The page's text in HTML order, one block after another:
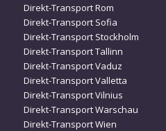
Direkt-Transport Rom
Direkt-Transport Sofia
Direkt-Transport Stockholm
Direkt-Transport Tallinn
Direkt-Transport Vaduz
Direkt-Transport Valletta
Direkt-Transport Vilnius
Direkt-Transport Warschau
Direkt-Transport Wien